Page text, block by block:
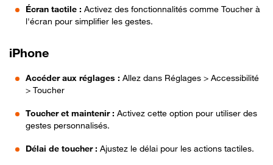
Écran tactile : Activez des fonctionnalités comme Toucher à
l'écran pour simplifier les gestes.
iPhone
Accéder aux réglages : Allez dans Réglages > Accessibilité
> Toucher
Toucher et maintenir : Activez cette option pour utiliser des
gestes personnalisés.
Délai de toucher : Ajustez le délai pour les actions tactiles.